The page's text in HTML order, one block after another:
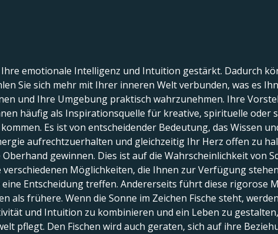
emotionale Intelligenz und Intuition gestärkt. Dadurch
Sie sich mehr mit Ihrer inneren Welt verbunden, was es
und Ihre Umgebung praktisch wahrzunehmen. Ihre
häufig als Inspirationsquelle für kreative, spirituelle oder
Es ist von entscheidender Bedeutung, das Wissen
aufrechtzuerhalten und gleichzeitig Ihr Herz offen zu
gewinnen. Dies ist auf die Wahrscheinlichkeit von
Möglichkeiten, die Ihnen zur Verfügung
Entscheidung treffen. Andererseits führt diese rigorose
als frühere. Wenn die Sonne im Zeichen Fische steht,
und Intuition zu kombinieren und ein Leben zu
pflegt. Den Fischen wird auch geraten, sich auf ihre